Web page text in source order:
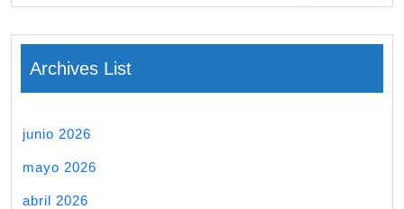
Archives List
junio 2026
mayo 2026
abril 2026